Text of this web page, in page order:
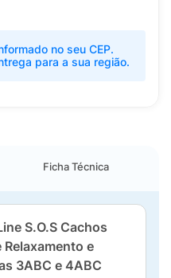
no seu CEP.
para a sua região.
Ficha Técnica
S.O.S Cachos
Relaxamento e
3ABC e 4ABC